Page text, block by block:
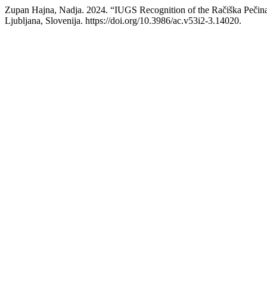
Zupan Hajna, Nadja. 2024. “IUGS Recognition of the Račiška
Ljubljana, Slovenija. https://doi.org/10.3986/ac.v53i2-3.14020.